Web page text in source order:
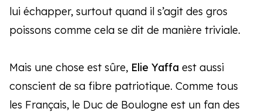
lui échapper, surtout quand il s’agit des gros
poissons comme cela se dit de manière triviale.
Mais une chose est sûre, Elie Yaffa est aussi
conscient de sa fibre patriotique. Comme tous
les Français, le Duc de Boulogne est un fan des